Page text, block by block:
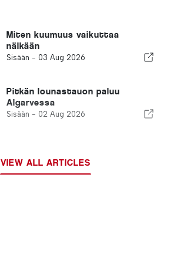
Miten kuumuus vaikuttaa
nälkään
Sisään - 03 Aug 2026
Pitkän lounastauon paluu
Algarvessa
Sisään - 02 Aug 2026
VIEW ALL ARTICLES